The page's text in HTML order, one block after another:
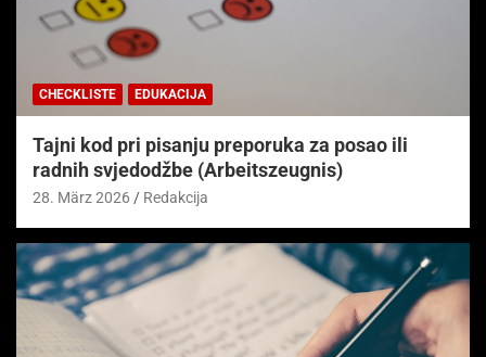
CHECKLISTE EDUKACIJA
Tajni kod pri pisanju preporuka za posao ili
radnih svjedodžbe (Arbeitszeugnis)
28. März 2026 Redakcija